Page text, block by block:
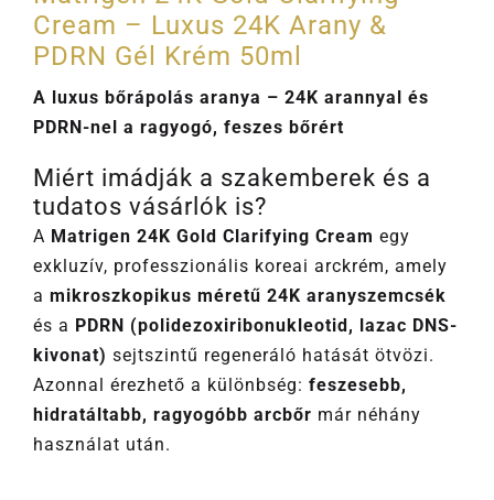
Cream – Luxus 24K Arany &
PDRN Gél Krém 50ml
A luxus bőrápolás aranya – 24K arannyal és
PDRN-nel a ragyogó, feszes bőrért
Miért imádják a szakemberek és a
tudatos vásárlók is?
A Matrigen 24K Gold Clarifying Cream egy
exkluzív, professzionális koreai arckrém, amely
a mikroszkopikus méretű 24K aranyszemcsék
és a PDRN (polidezoxiribonukleotid, lazac DNS-
kivonat) sejtszintű regeneráló hatását ötvözi.
Azonnal érezhető a különbség: feszesebb,
hidratáltabb, ragyogóbb arcbőr már néhány
használat után.